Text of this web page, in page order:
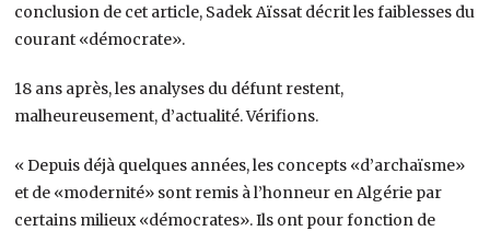
conclusion de cet article, Sadek Aïssat décrit les faiblesses du
courant «démocrate».
18 ans après, les analyses du défunt restent,
malheureusement, d’actualité. Vérifions.
« Depuis déjà quelques années, les concepts «d’archaïsme»
et de «modernité» sont remis à l’honneur en Algérie par
certains milieux «démocrates». Ils ont pour fonction de